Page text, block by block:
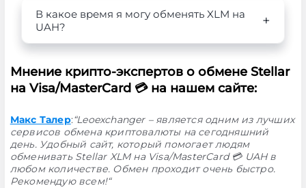
В какое время я могу обменять XLM на
UAH?
Мнение крипто-экспертов о обмене Stellar
на Visa/MasterCard 💳 на нашем сайте:
Макс Талер:“Leoexchanger – является одним из лучших
сервисов обмена криптовалюты на сегодняшний
день. Удобный сайт, который помогает людям
обменивать Stellar XLM на Visa/MasterCard 💳 UAH в
любом количестве. Обмен проходит очень быстро.
Рекомендую всем!“